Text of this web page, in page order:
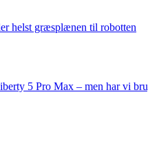
helst græsplænen til robotten
5 Pro Max – men har vi